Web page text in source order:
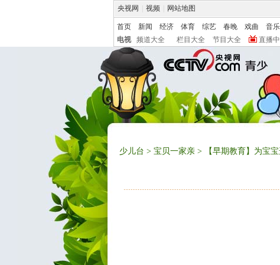
央视网 视频 网站地图
首页 新闻 经济 体育 综艺 春晚 戏曲 音乐
电视
频道大全 栏目大全 节目大全 直播
少儿台 > 宝贝一家亲 > 【早期教育】为宝